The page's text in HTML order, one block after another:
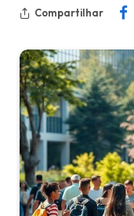
Compartilhar